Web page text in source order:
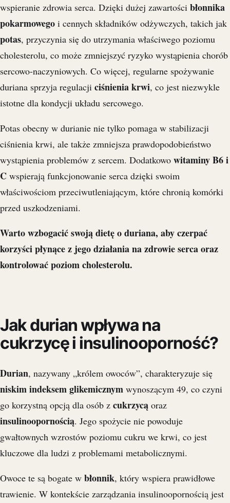
wspieranie zdrowia serca. Dzięki dużej zawartości błonnika
pokarmowego i cennych składników odżywczych, takich jak
potas, przyczynia się do utrzymania właściwego poziomu
cholesterolu, co może zmniejszyć ryzyko wystąpienia chorób
sercowo-naczyniowych. Co więcej, regularne spożywanie
duriana sprzyja regulacji ciśnienia krwi, co jest niezwykle
istotne dla kondycji układu sercowego.
Potas obecny w durianie nie tylko pomaga w stabilizacji
ciśnienia krwi, ale także zmniejsza prawdopodobieństwo
wystąpienia problemów z sercem. Dodatkowo witaminy B6 i
C wspierają funkcjonowanie serca dzięki swoim
właściwościom przeciwutleniającym, które chronią komórki
przed uszkodzeniami.
Warto wzbogacić swoją dietę o duriana, aby czerpać
korzyści płynące z jego działania na zdrowie serca oraz
kontrolować poziom cholesterolu.
Jak durian wpływa na
cukrzycę i insulinooporność?
Durian, nazywany „królem owoców”, charakteryzuje się
niskim indeksem glikemicznym wynoszącym 49, co czyni
go korzystną opcją dla osób z cukrzycą oraz
insulinoopornością. Jego spożycie nie powoduje
gwałtownych wzrostów poziomu cukru we krwi, co jest
kluczowe dla ludzi z problemami metabolicznymi.
Owoce te są bogate w błonnik, który wspiera prawidłowe
trawienie. W kontekście zarządzania insulinoopornością jest